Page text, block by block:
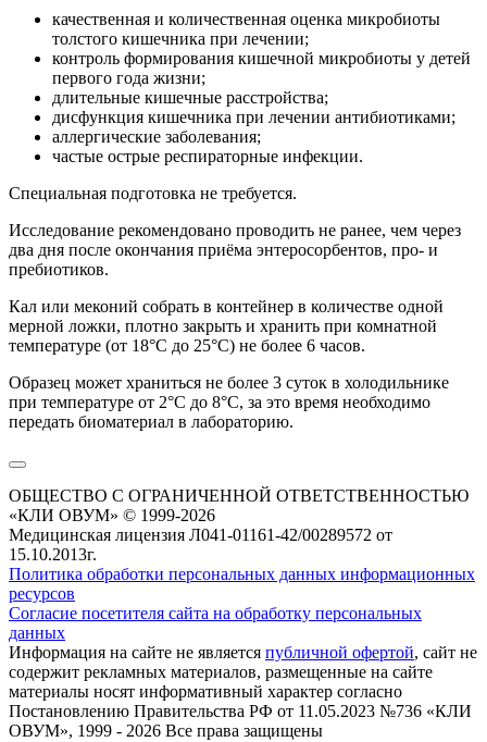
качественная и количественная оценка микробиоты
толстого кишечника при лечении;
контроль формирования кишечной микробиоты у детей
первого года жизни;
длительные кишечные расстройства;
дисфункция кишечника при лечении антибиотиками;
аллергические заболевания;
частые острые респираторные инфекции.
Специальная подготовка не требуется.
Исследование рекомендовано проводить не ранее, чем через
два дня после окончания приёма энтеросорбентов, про- и
пребиотиков.
Кал или меконий собрать в контейнер в количестве одной
мерной ложки, плотно закрыть и хранить при комнатной
температуре (от 18°С до 25°С) не более 6 часов.
Образец может храниться не более 3 суток в холодильнике
при температуре от 2°С до 8°С, за это время необходимо
передать биоматериал в лабораторию.
ОБЩЕСТВО С ОГРАНИЧЕННОЙ ОТВЕТСТВЕННОСТЬЮ
«КЛИ ОВУМ» © 1999-2026
Медицинская лицензия Л041-01161-42/00289572 от
15.10.2013г.
Политика обработки персональных данных информационных
ресурсов
Согласие посетителя сайта на обработку персональных
данных
Информация на сайте не является публичной офертой, сайт не
содержит рекламных материалов, размещенные на сайте
материалы носят информативный характер согласно
Постановлению Правительства РФ от 11.05.2023 №736 «КЛИ
ОВУМ», 1999 - 2026 Все права защищены